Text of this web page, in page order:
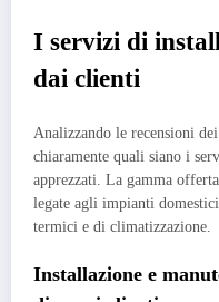
I servizi di
dai clienti
Analizzando le recensioni
chiaramente quali siano i
apprezzati. La gamma
legate agli impianti
termici e di climatizzazione.
Installazione e